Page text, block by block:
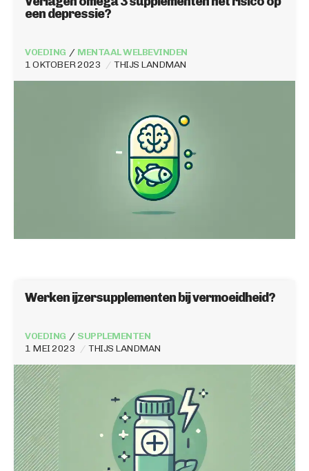
een depressie?
1 OKTOBER 2023 THIJS LANDMAN
VOEDING MENTAAL WELBEVINDEN
Werken ijzersupplementen bij vermoeidheid?
1 MEI 2023 THIJS LANDMAN
VOEDING SUPPLEMENTEN